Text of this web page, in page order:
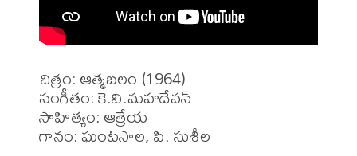
చిత్రం: ఆత్మబలం (1964)
సంగీతం: కె.వి.మహదేవన్
సాహిత్యం: ఆత్రేయ
గానం: ఘంటసాల, పి. సుశీల